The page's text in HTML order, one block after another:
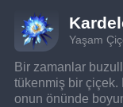
Yaşam
Bir zamanlar
tükenmiş bir çiçek.
onun önünde